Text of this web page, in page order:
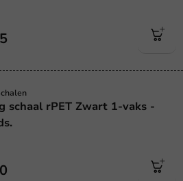
schaal rPET Zwart 1-vaks -